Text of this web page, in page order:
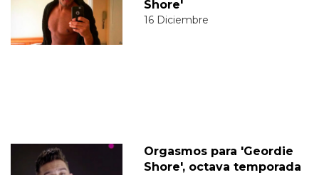
Shore'
16 Diciembre
Orgasmos para 'Geordie
Shore', octava temporada